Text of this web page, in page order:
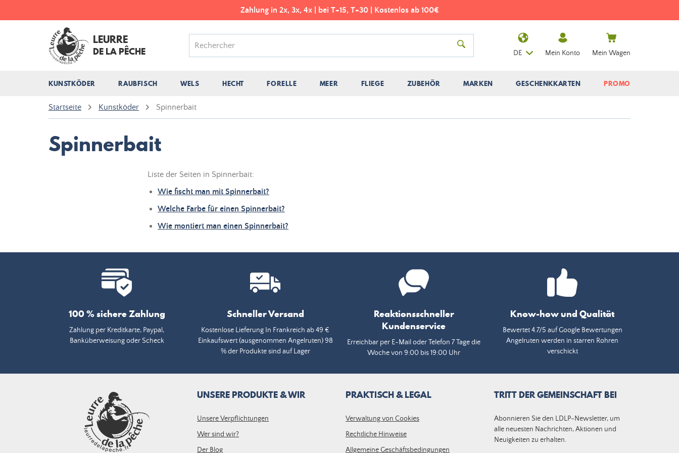
Zahlung in 2x, 3x, 4x | bei T+15, T+30 | Kostenlos ab 100€
LEURRE
DE LA PÊCHE
KUNSTKÖDER RAUBFISCH WELS HECHT FORELLE MEER FLIEGE ZUBEHÖR MARKEN GESCHENKKARTEN PROMO
DE Mein Konto Mein Wagen
Startseite Kunstköder Spinnerbait
Spinnerbait
Liste der Seiten in Spinnerbait:
Wie fischt man mit Spinnerbait?
Welche Farbe für einen Spinnerbait?
Wie montiert man einen Spinnerbait?
100 % sichere Zahlung
Zahlung per Kreditkarte, Paypal,
Banküberweisung oder Scheck
Schneller Versand
Kostenlose Lieferung In Frankreich ab 49 €
Einkaufswert (ausgenommen Angelruten) 98
% der Produkte sind auf Lager
Reaktionsschneller
Kundenservice
Erreichbar per E-Mail oder Telefon 7 Tage die
Woche von 9:00 bis 19:00 Uhr
Know-how und Qualität
Bewertet 4.7/5 auf Google Bewertungen
Angelruten werden in starren Rohren
verschickt
UNSERE PRODUKTE & WIR
Unsere Verpflichtungen
Wer sind wir?
Der Blog
PRAKTISCH & LEGAL
Verwaltung von Cookies
Rechtliche Hinweise
Allgemeine Geschäftsbedingungen
TRITT DER GEMEINSCHAFT BEI
Abonnieren Sie den LDLP-Newsletter, um
alle neuesten Nachrichten, Aktionen und
Neuigkeiten zu erhalten.